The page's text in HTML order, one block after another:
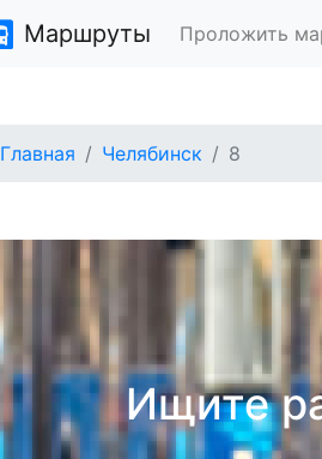
Маршруты Проложить
Главная Челябинск 8
Ищите